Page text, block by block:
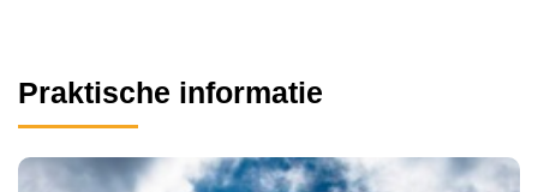
Praktische informatie